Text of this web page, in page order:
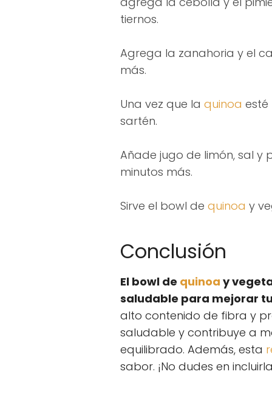
tiernos.
Agrega la zanahoria y el
más.
Una vez que la quinoa esté
sartén.
Añade jugo de limón, sal y
minutos más.
Sirve el bowl de quinoa y
Conclusión
El bowl de quinoa y
saludable para mejorar
alto contenido de fibra y
saludable y contribuye a
equilibrado. Además, esta
sabor. ¡No dudes en